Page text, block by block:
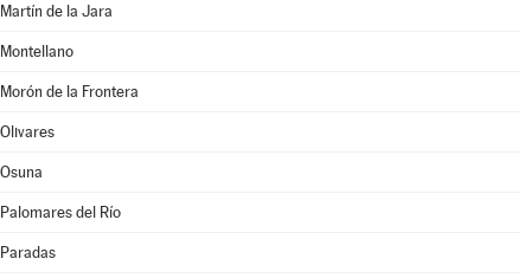
Martín de la Jara
Montellano
Morón de la Frontera
Olivares
Osuna
Palomares del Río
Paradas